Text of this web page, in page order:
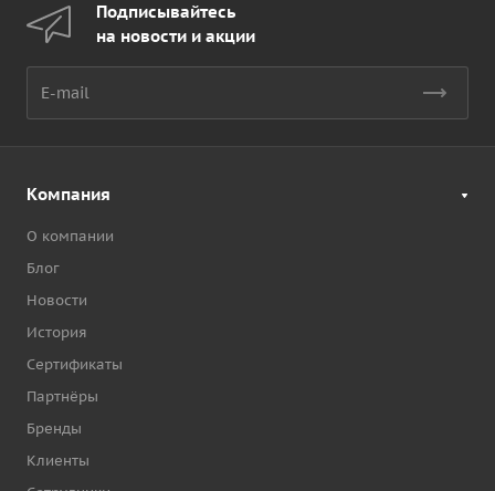
Подписывайтесь
на новости и акции
Компания
О компании
Блог
Новости
История
Сертификаты
Партнёры
Бренды
Клиенты